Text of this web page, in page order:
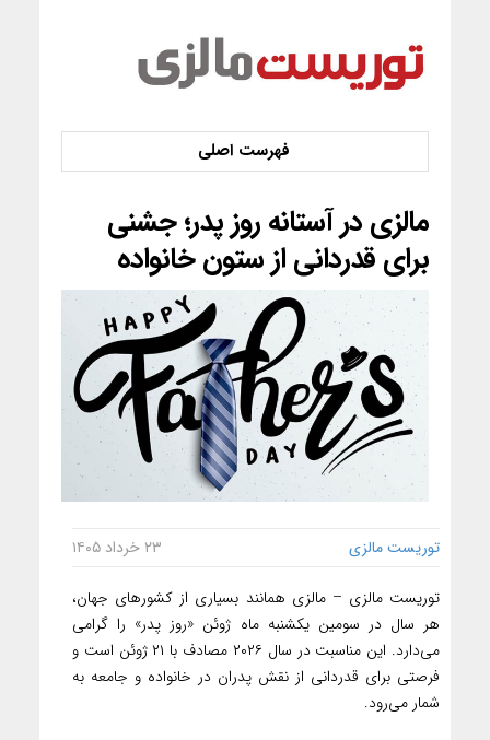
مالزی در آستانه روز پدر؛ جشنی
برای قدردانی از ستون خانواده
توریست مالزی ۲۳ خرداد ۱۴۰۵
توریست مالزی – مالزی همانند بسیاری از کشورهای جهان،
هر سال در سومین یکشنبه ماه ژوئن «روز پدر» را گرامی
می‌دارد. این مناسبت در سال ۲۰۲۶ مصادف با ۲۱ ژوئن است و
فرصتی برای قدردانی از نقش پدران در خانواده و جامعه به
شمار می‌رود.